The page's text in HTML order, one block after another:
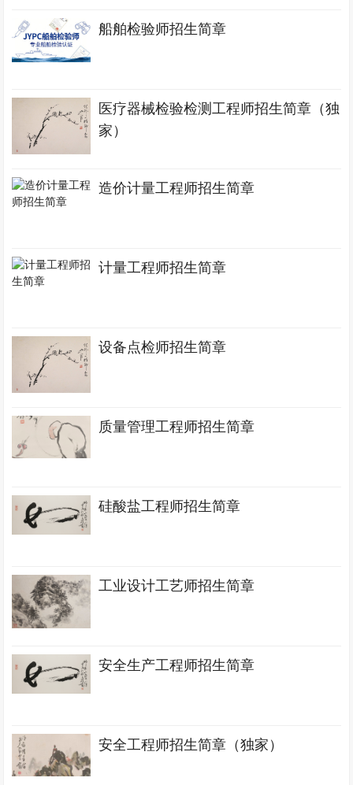
船舶检验师招生简章
医疗器械检验检测工程师招生简章（独
家）
造价计量工程师招生简章
计量工程师招生简章
设备点检师招生简章
质量管理工程师招生简章
硅酸盐工程师招生简章
工业设计工艺师招生简章
安全生产工程师招生简章
安全工程师招生简章（独家）